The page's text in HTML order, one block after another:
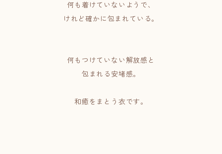
何も着けていないようで、
けれど確かに包まれている。
何もつけていない解放感と
包まれる安堵感。
和癒をまとう衣です。